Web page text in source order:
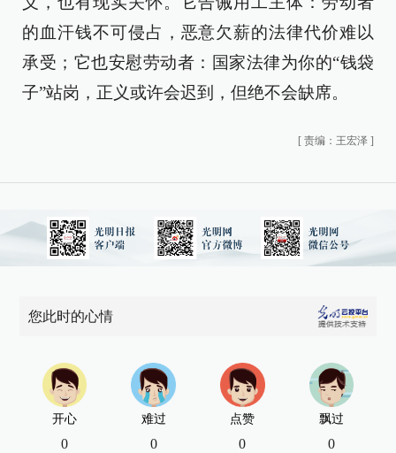
的血汗钱不可侵占，恶意欠薪的法律代价难以
承受；它也安慰劳动者：国家法律为你的“钱袋
子”站岗，正义或许会迟到，但绝不会缺席。
[ 责编：王宏泽 ]
您此时的心情
开心
0
难过
0
点赞
0
飘过
0